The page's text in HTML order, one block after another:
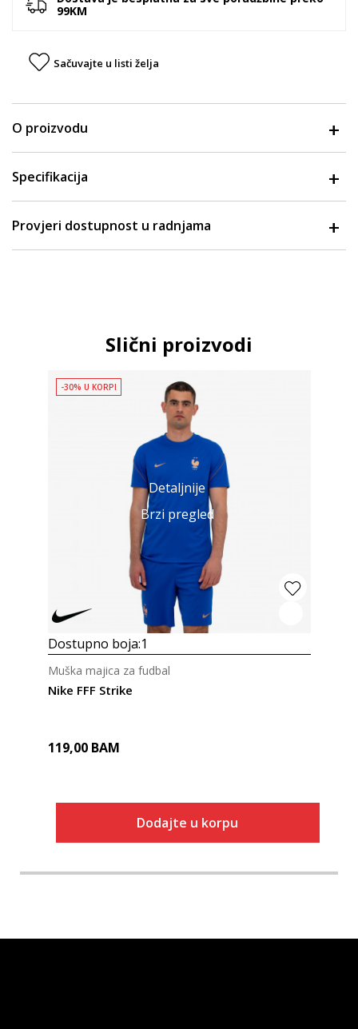
99KM
Sačuvajte u listi želja
O proizvodu
Specifikacija
Provjeri dostupnost u radnjama
Slični proizvodi
Detaljnije
Brzi pregled
-30% U KORPI
Dostupno boja:1
Nike FFF Strike
Muška majica za fudbal
119,00 BAM
Dodajte u korpu